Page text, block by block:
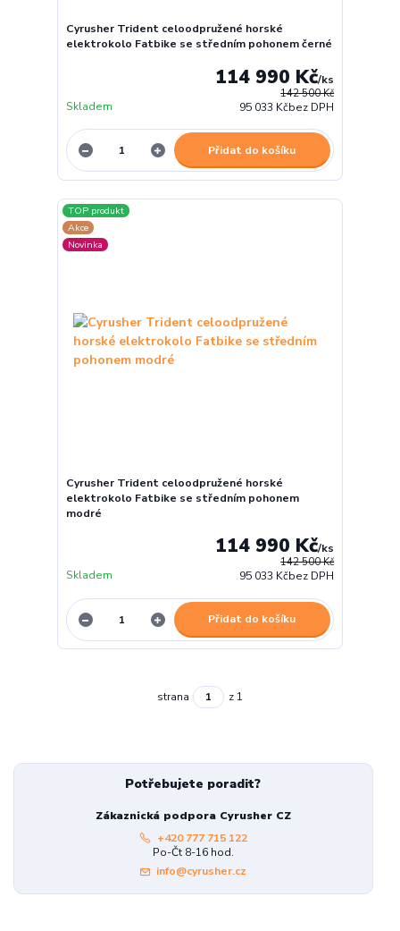
Cyrusher Trident celoodpružené horské
elektrokolo Fatbike se středním pohonem černé
142 500 Kč
114 990 Kč/ks
95 033 Kčbez DPH
Skladem
Přidat do košíku
TOP produkt
Akce
Novinka
Cyrusher Trident celoodpružené horské
elektrokolo Fatbike se středním pohonem
modré
142 500 Kč
114 990 Kč/ks
95 033 Kčbez DPH
Skladem
Přidat do košíku
strana z 1
Potřebujete poradit?
Zákaznická podpora Cyrusher CZ
+420 777 715 122
Po-Čt 8-16 hod.
info@cyrusher.cz